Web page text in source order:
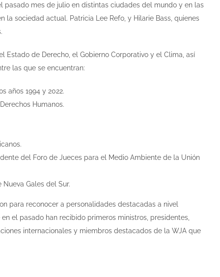
pasado mes de julio en distintas ciudades del mundo y en las
sociedad actual. Patricia Lee Refo, y Hilarie Bass, quienes
Estado de Derecho, el Gobierno Corporativo y el Clima, así
las que se encuentran:
años 1994 y 2022.
Humanos.
del Foro de Jueces para el Medio Ambiente de la Unión
Gales del Sur.
para reconocer a personalidades destacadas a nivel
el pasado han recibido primeros ministros, presidentes,
internacionales y miembros destacados de la WJA que